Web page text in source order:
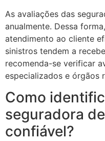
As avaliações das
anualmente. Dessa
atendimento ao cliente
sinistros tendem a
recomenda-se verificar
especializados e órgãos
Como
seguradora
confiável?